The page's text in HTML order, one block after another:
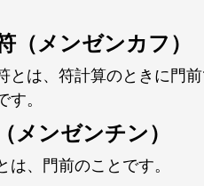
（メンゼンカフ）
とは、符計算のときに門
す。
メンゼンチン）
、門前のことです。